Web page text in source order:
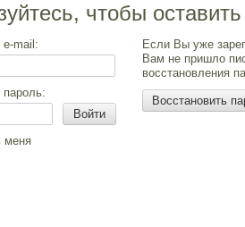
чтобы
mail:
Войти
меня
Если Вы уже
Вам не пришло
восстановления
Восстановить